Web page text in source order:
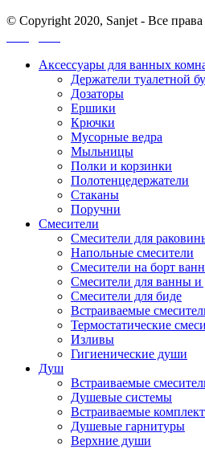
© Copyright 2020, Sanjet - Все
Аксессуары для ванных
Держатели туалетной
Дозаторы
Ершики
Крючки
Мусорные ведра
Мыльницы
Полки и корзинки
Полотенцедержатели
Стаканы
Поручни
Смесители
Смесители для
Напольные смесители
Смесители на борт
Смесители для ванны
Смесители для биде
Встраиваемые
Термостатические
Изливы
Гигиенические души
Душ
Встраиваемые
Душевые системы
Встраиваемые
Душевые гарнитуры
Верхние души